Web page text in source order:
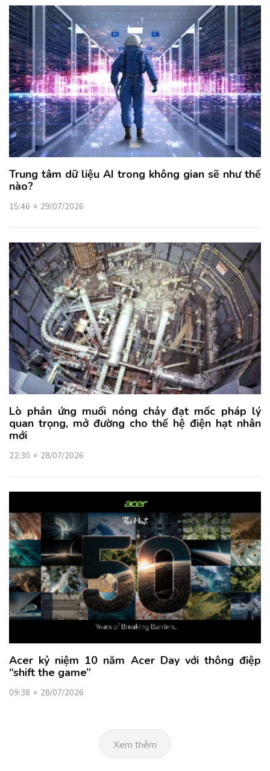
Trung tâm dữ liệu AI trong không gian sẽ như thế
nào?
15:46 29/07/2026
Lò phản ứng muối nóng chảy đạt mốc pháp lý
quan trọng, mở đường cho thế hệ điện hạt nhân
mới
22:30 28/07/2026
Acer kỷ niệm 10 năm Acer Day với thông điệp
“shift the game”
09:38 28/07/2026
Xem thêm